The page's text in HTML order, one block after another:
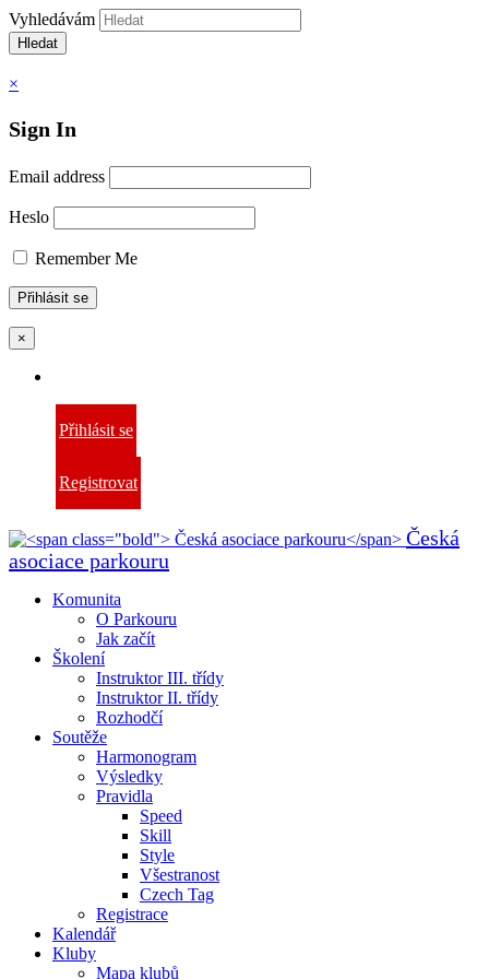
Vyhledávám
Hledat
×
Sign In
Email address
Heslo
Remember Me
×
Přihlásit se
Registrovat
Česká
asociace parkouru
Komunita
O Parkouru
Jak začít
Školení
Instruktor III. třídy
Instruktor II. třídy
Rozhodčí
Soutěže
Harmonogram
Výsledky
Pravidla
Speed
Skill
Style
Všestranost
Czech Tag
Registrace
Kalendář
Kluby
Mapa klubů